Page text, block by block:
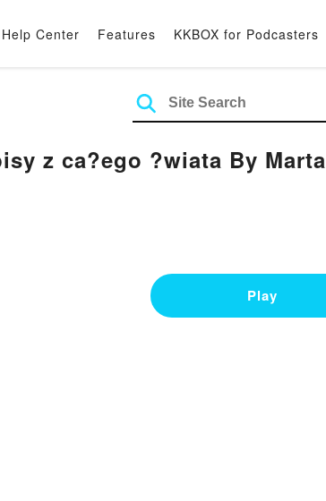
Help Center Features KKBOX for Podcasters
z ca?ego ?wiata By Marta
Play